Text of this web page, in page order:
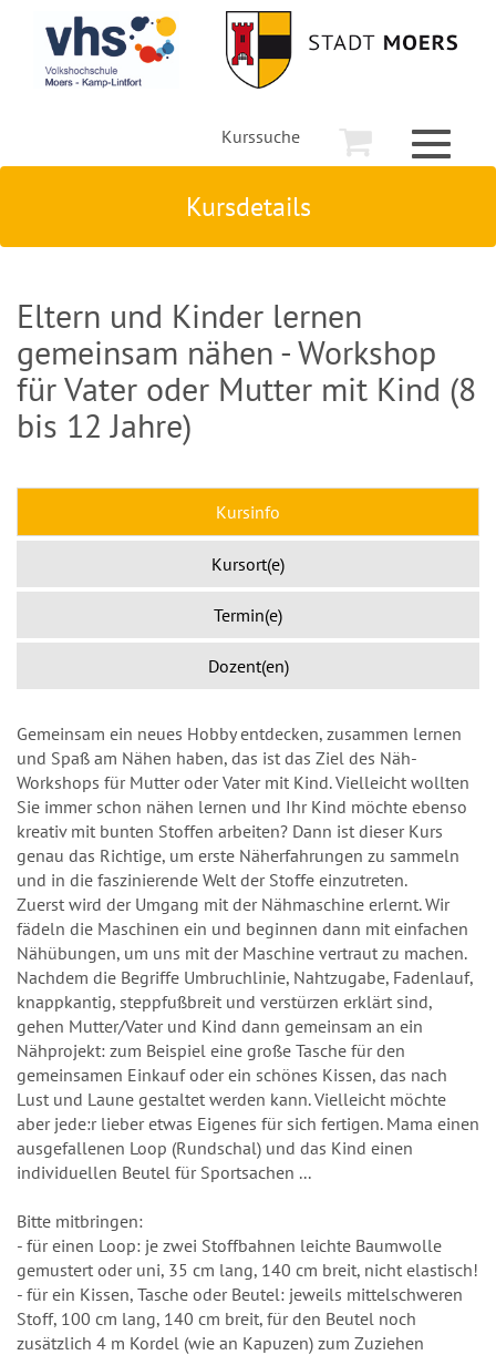
Kurssuche
Toggle
Kursdetails
Eltern und Kinder lernen
gemeinsam nähen - Workshop
für Vater oder Mutter mit Kind (8
bis 12 Jahre)
Kursinfo
Kursort(e)
Termin(e)
Dozent(en)
Gemeinsam ein neues Hobby entdecken, zusammen lernen
und Spaß am Nähen haben, das ist das Ziel des Näh-
Workshops für Mutter oder Vater mit Kind. Vielleicht wollten
Sie immer schon nähen lernen und Ihr Kind möchte ebenso
kreativ mit bunten Stoffen arbeiten? Dann ist dieser Kurs
genau das Richtige, um erste Näherfahrungen zu sammeln
und in die faszinierende Welt der Stoffe einzutreten.
Zuerst wird der Umgang mit der Nähmaschine erlernt. Wir
fädeln die Maschinen ein und beginnen dann mit einfachen
Nähübungen, um uns mit der Maschine vertraut zu machen.
Nachdem die Begriffe Umbruchlinie, Nahtzugabe, Fadenlauf,
knappkantig, steppfußbreit und verstürzen erklärt sind,
gehen Mutter/Vater und Kind dann gemeinsam an ein
Nähprojekt: zum Beispiel eine große Tasche für den
gemeinsamen Einkauf oder ein schönes Kissen, das nach
Lust und Laune gestaltet werden kann. Vielleicht möchte
aber jede:r lieber etwas Eigenes für sich fertigen. Mama einen
ausgefallenen Loop (Rundschal) und das Kind einen
individuellen Beutel für Sportsachen ...
Bitte mitbringen:
- für einen Loop: je zwei Stoffbahnen leichte Baumwolle
gemustert oder uni, 35 cm lang, 140 cm breit, nicht elastisch!
- für ein Kissen, Tasche oder Beutel: jeweils mittelschweren
Stoff, 100 cm lang, 140 cm breit, für den Beutel noch
zusätzlich 4 m Kordel (wie an Kapuzen) zum Zuziehen